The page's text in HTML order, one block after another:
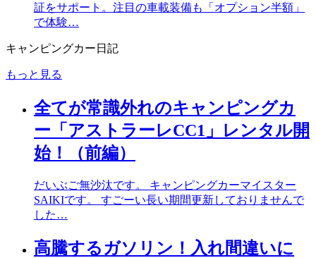
証をサポート。注目の車載装備も「オプション半額」
で体験…
キャンピングカー日記
もっと見る
全てが常識外れのキャンピングカ
ー「アストラーレCC1」レンタル開
始！（前編）
だいぶご無沙汰です。 キャンピングカーマイスター
SAIKIです。 すごーい長い期間更新しておりませんで
した…
高騰するガソリン！入れ間違いに